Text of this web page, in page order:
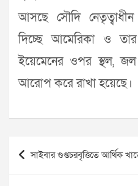
আসছে সৌদি
দিচ্ছে আমেরিকা ও
ইয়েমেনের ওপর স্থল,
আরোপ করে রাখা হয়েছে।
Post
navigation
সাইবার গুপ্তচরবৃত্তিতে আর্থিক